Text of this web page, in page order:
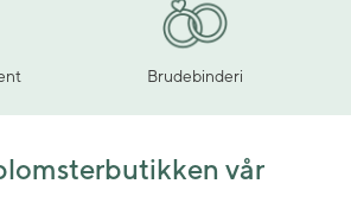
Brudebinderi
vår